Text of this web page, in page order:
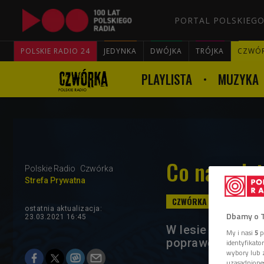
PORTAL
POLSKIE RADIO 24 JEDYNKA DWÓJKA TRÓJKA
PLAYLISTA MUZYKA
Polskie Radio
Czwórka
Strefa Prywatna
Co nam
ostatnia aktualizacja:
23.03.2021 16:45
W lesie
poprawę
Dbamy o
My i nasi 5
wybory lub